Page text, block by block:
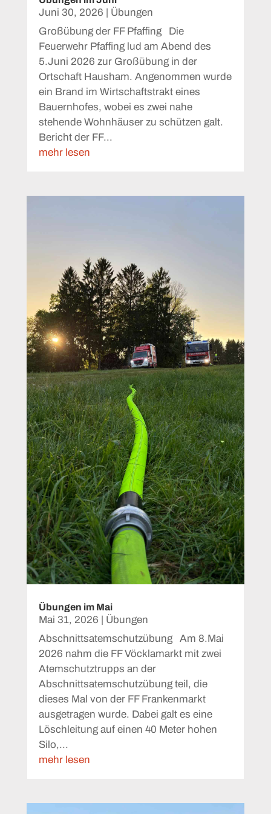
Juni 30, 2026 | Übungen
Großübung der FF Pfaffing Die
Feuerwehr Pfaffing lud am Abend des
5.Juni 2026 zur Großübung in der
Ortschaft Hausham. Angenommen wurde
ein Brand im Wirtschaftstrakt eines
Bauernhofes, wobei es zwei nahe
stehende Wohnhäuser zu schützen galt.
Bericht der FF...
mehr lesen
Übungen im Mai
Mai 31, 2026 | Übungen
Abschnittsatemschutzübung Am 8.Mai
2026 nahm die FF Vöcklamarkt mit zwei
Atemschutztrupps an der
Abschnittsatemschutzübung teil, die
dieses Mal von der FF Frankenmarkt
ausgetragen wurde. Dabei galt es eine
Löschleitung auf einen 40 Meter hohen
Silo,...
mehr lesen